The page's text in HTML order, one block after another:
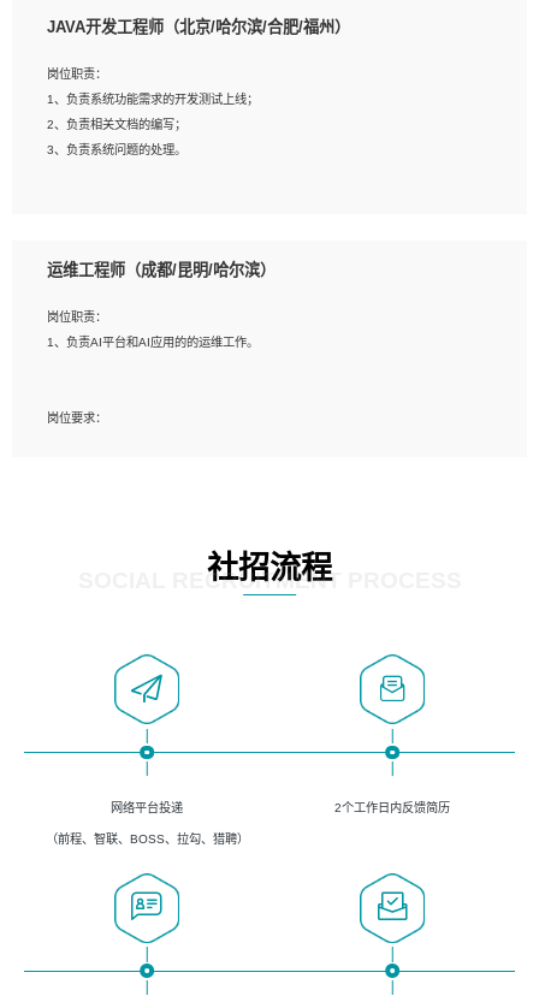
岗位要求：
2、精通linux命令。
3、熟悉oracle、mysql 数据库。
4、善于沟通，具有良好的团队合作精神和协作能力。
5、必须有实际的生产环境系统维护经验。
JAVA开发工程师（北京/哈尔滨/合肥/福州）
岗位职责：
1、负责系统功能需求的开发测试上线；
2、负责相关文档的编写；
3、负责系统问题的处理。
2、熟悉linux命令；
4、熟练使用oracle、mysql进行开发；
5、熟悉流程开发如使用activiti；
运维工程师（成都/昆明/哈尔滨）
岗位职责：
1、负责AI平台和AI应用的的运维工作。
岗位要求：
4、掌握DevOps思想、方法和流程。Jenkins工具使用；
5、掌握常见中间件配置与优化，如mysql、nginx等；
社招流程
SOCIAL RECRUITMENT PROCESS
网络平台投递
（前程、智联、BOSS、拉勾、猎聘）
2个工作日内反馈简历